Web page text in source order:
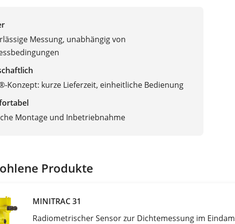
Messung, unabhängig von
Konzept: kurze Lieferzeit, einheitliche Bedienung
Montage und Inbetriebnahme
Produkte
MINITRAC 31
Radiometrischer Sensor zur Dichtemessung im